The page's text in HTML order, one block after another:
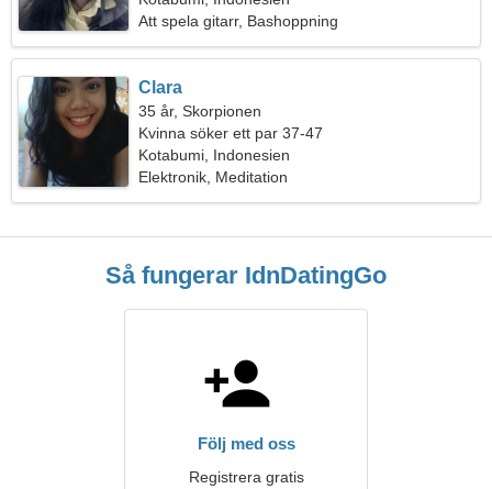
Att spela gitarr, Bashoppning
Clara
35 år, Skorpionen
Kvinna söker ett par 37-47
Kotabumi, Indonesien
Elektronik, Meditation
Så fungerar IdnDatingGo
Följ med oss
Registrera gratis